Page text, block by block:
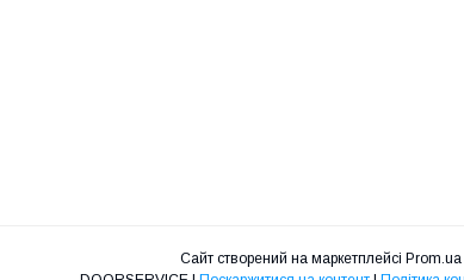
Сайт створений на маркетплейсі Prom.ua